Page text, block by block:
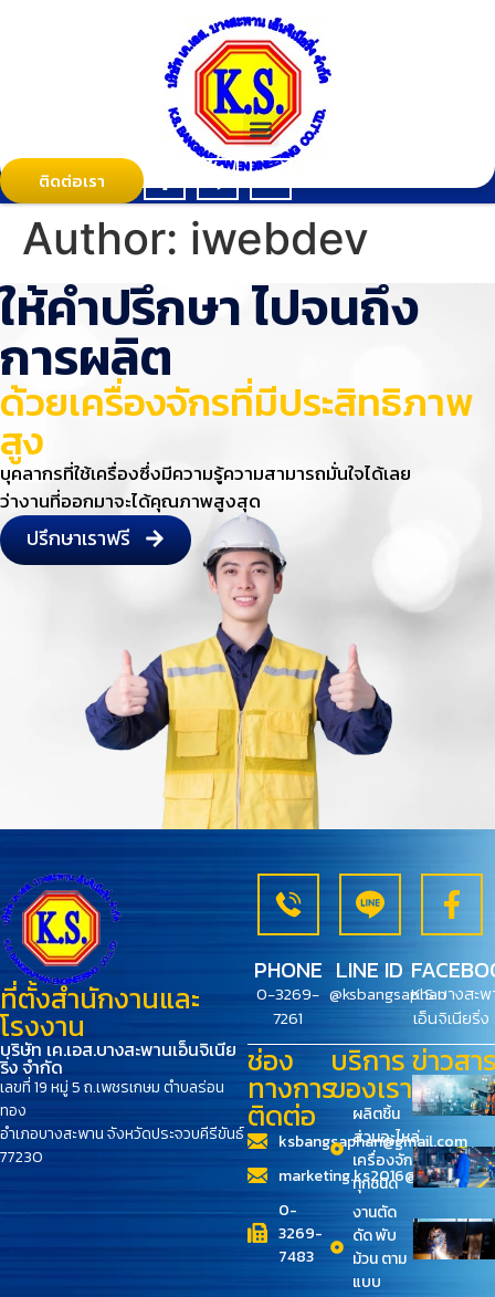
ติดต่อเรา
Author: iwebdev
ให้คำปรึกษา ไปจนถึง
การผลิต
ด้วยเครื่องจักรที่มีประสิทธิภาพ
สูง
บุคลากรที่ใช้เครื่องซึ่งมีความรู้ความสามารถมั่นใจได้เลย
ว่างานที่ออกมาจะได้คุณภาพสูงสุด
ปรึกษาเราฟรี
ที่ตั้งสำนักงานและ
โรงงาน
บริษัท เค.เอส.บางสะพานเอ็นจิเนีย
ริ่ง จำกัด
เลขที่ 19 หมู่ 5 ถ.เพชรเกษม ตำบลร่อน
ทอง
อำเภอบางสะพาน จังหวัดประจวบคีรีขันธ์
77230
PHONE
0-3269-
7261
LINE ID
@ksbangsaphanK.S.บางสะ
เอ็นจิเนียริ่ง
ช่อง
ทางการ
ติดต่อ
ksbangsaphan@gmail.com
marketing.ks2016@gmail.com
0-
3269-
7483
บริการ
ของเรา
ผลิตชิ้น
ส่วนอะไหล่
เครื่องจักร
ทุกชนิด
งานตัด
ดัด พับ
ม้วน ตาม
แบบ
ข่าวสา